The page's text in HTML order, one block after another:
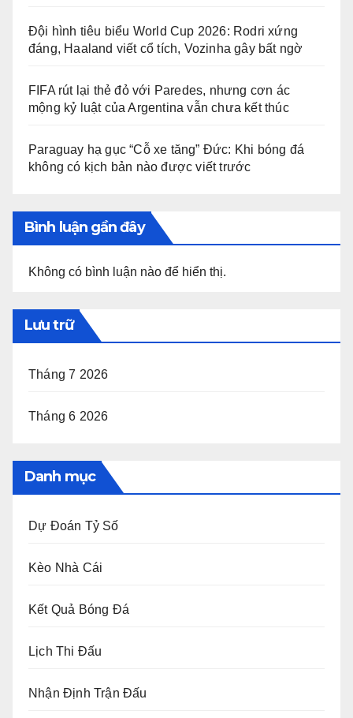
Đội hình tiêu biểu World Cup 2026: Rodri xứng
đáng, Haaland viết cổ tích, Vozinha gây bất ngờ
FIFA rút lại thẻ đỏ với Paredes, nhưng cơn ác
mộng kỷ luật của Argentina vẫn chưa kết thúc
Paraguay hạ gục “Cỗ xe tăng” Đức: Khi bóng đá
không có kịch bản nào được viết trước
Bình luận gần đây
Không có bình luận nào để hiển thị.
Lưu trữ
Tháng 7 2026
Tháng 6 2026
Danh mục
Dự Đoán Tỷ Số
Kèo Nhà Cái
Kết Quả Bóng Đá
Lịch Thi Đấu
Nhận Định Trận Đấu